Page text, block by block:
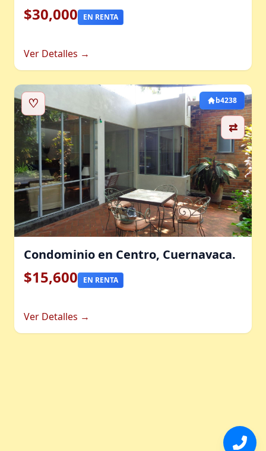
$30,000 EN RENTA
Ver Detalles →
♡
⇄
b4238
Condominio en Centro, Cuernavaca.
$15,600 EN RENTA
Ver Detalles →